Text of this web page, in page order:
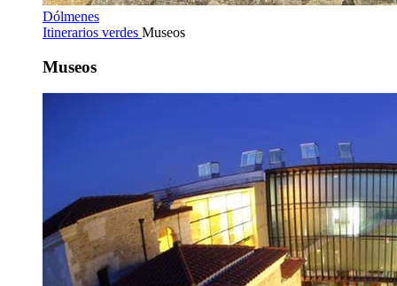
Dólmenes
Itinerarios verdes Museos
Museos